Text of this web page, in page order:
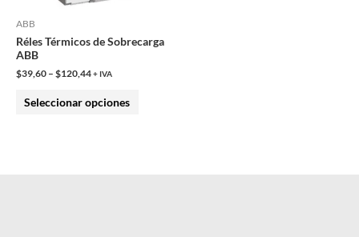
ABB
Réles Térmicos de Sobrecarga
ABB
$39,60 – $120,44+ IVA
Seleccionar opciones
elegir